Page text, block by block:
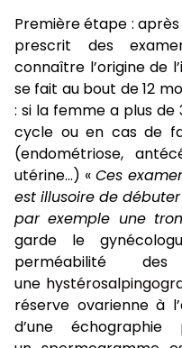
Première étape :
prescrit des
connaître l’origine de
se fait au bout de 12
: si la femme a plus de
cycle ou en cas de
(endométriose,
utérine…) «Ces
est illusoire de
par exemple une
garde le
perméabilité
une
réserve ovarienne à
d’une échographie